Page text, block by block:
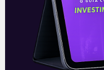
Leia mais
25/01/2022